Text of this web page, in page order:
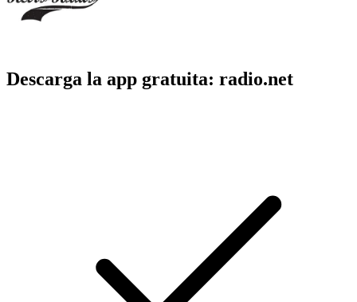
Descarga la app gratuita: radio.net